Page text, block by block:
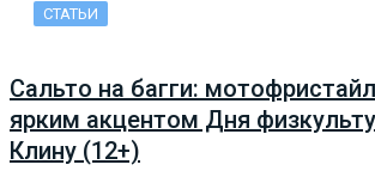
СТАТЬИ
Сальто на багги:
ярким акцентом Дня
Клину (12+)